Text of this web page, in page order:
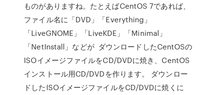
ものがありますね。たとえばCentOS 7であれば、
ファイル名に「DVD」「Everything」
「LiveGNOME」「LiveKDE」「Minimal」
「NetInstall」などが ダウンロードしたCentOSの
ISOイメージファイルをCD/DVDに焼き、CentOS
インストール用CD/DVDを作ります。 ダウンロー
ドしたISOイメージファイルをCD/DVDに焼くに